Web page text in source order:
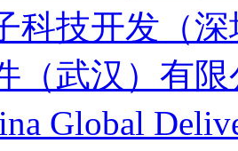
科技开发（
（武汉）有
Global